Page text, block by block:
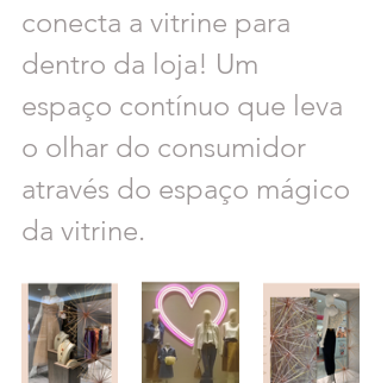
conecta a vitrine para
dentro da loja! Um
espaço contínuo que leva
o olhar do consumidor
através do espaço mágico
da vitrine.